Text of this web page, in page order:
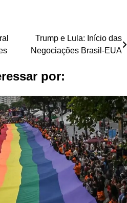
Trump e Lula: Início das
Negociações Brasil-EUA
por: